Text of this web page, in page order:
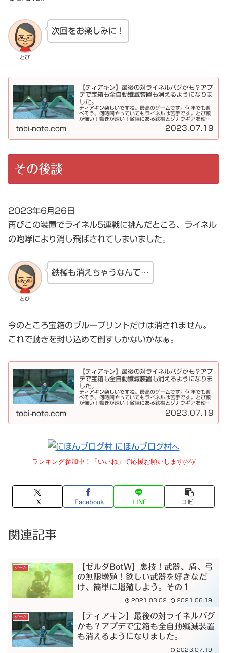
とび
次回をお楽しみに！
【ティアキン】最後の対ライネルバグかも？アプ
デで宝箱も全自動殲滅装置も消えるようになりま
した。
ティアキン楽しいですね。最高のゲームです。何年でも遊
べそう。何時間やっていてもライネルは苦手です。とび顔
が怖い！動きが速い！敵陣にある鉄檻とゾナウギアを使っ
た「全自動殲滅装置」を紹介しましたが、こちらはアップ
tobi-note.com 2023.07.19
その後談
2023年6月26日
再びこの装置でライネル5連戦に挑んだところ、ライネル
の咆哮により消し飛ばされてしまいました。
とび
鉄檻も消えちゃうなんて…
今のところ宝箱のブループリントだけは消されません。
これで動きを封じ込めて倒すしかないかなぁ。
【ティアキン】最後の対ライネルバグかも？アプ
デで宝箱も全自動殲滅装置も消えるようになりま
した。
ティアキン楽しいですね。最高のゲームです。何年でも遊
べそう。何時間やっていてもライネルは苦手です。とび顔
が怖い！動きが速い！敵陣にある鉄檻とゾナウギアを使っ
た「全自動殲滅装置」を紹介しましたが、こちらはアップ
tobi-note.com 2023.07.19
ランキング参加中！「いいね」で応援お願いします(^^)/
X Facebook LINE コピー
関連記事
ゲーム
【ゼルダBotW】裏技！武器、盾、弓
の無限増殖！欲しい武器を好きなだ
け、簡単に増殖しよう。その１
2021.03.02 2021.06.19
ゲーム
【ティアキン】最後の対ライネルバグ
かも？アプデで宝箱も全自動殲滅装置
も消えるようになりました。
2023.07.19